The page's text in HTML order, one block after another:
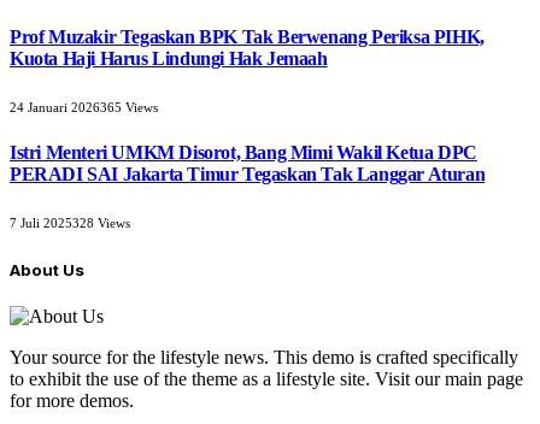
Prof Muzakir Tegaskan BPK Tak Berwenang Periksa PIHK,
Kuota Haji Harus Lindungi Hak Jemaah
24 Januari 2026365 Views
Istri Menteri UMKM Disorot, Bang Mimi Wakil Ketua DPC
PERADI SAI Jakarta Timur Tegaskan Tak Langgar Aturan
7 Juli 2025328 Views
About Us
Your source for the lifestyle news. This demo is crafted specifically
to exhibit the use of the theme as a lifestyle site. Visit our main page
for more demos.